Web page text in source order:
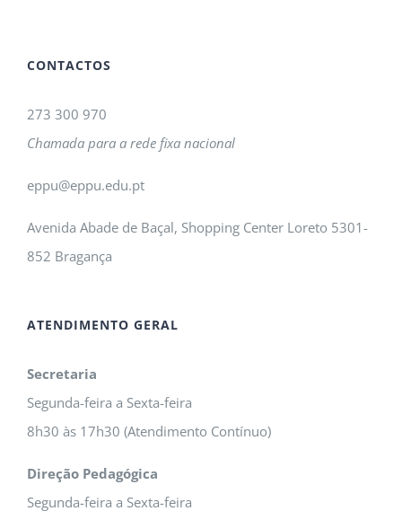
CONTACTOS
273 300 970
Chamada para a rede fixa nacional
eppu@eppu.edu.pt
Avenida Abade de Baçal, Shopping Center Loreto 5301-
852 Bragança
ATENDIMENTO GERAL
Secretaria
Segunda-feira a Sexta-feira
8h30 às 17h30 (Atendimento Contínuo)
Direção Pedagógica
Segunda-feira a Sexta-feira